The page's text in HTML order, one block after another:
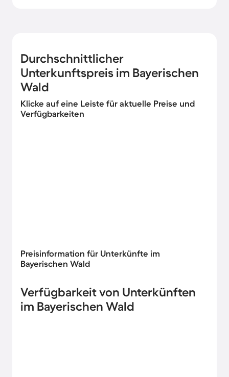
Durchschnittlicher
Unterkunftspreis im Bayerischen
Wald
Klicke auf eine Leiste für aktuelle Preise und
Verfügbarkeiten
Preisinformation für Unterkünfte im
Bayerischen Wald
Verfügbarkeit von Unterkünften
im Bayerischen Wald